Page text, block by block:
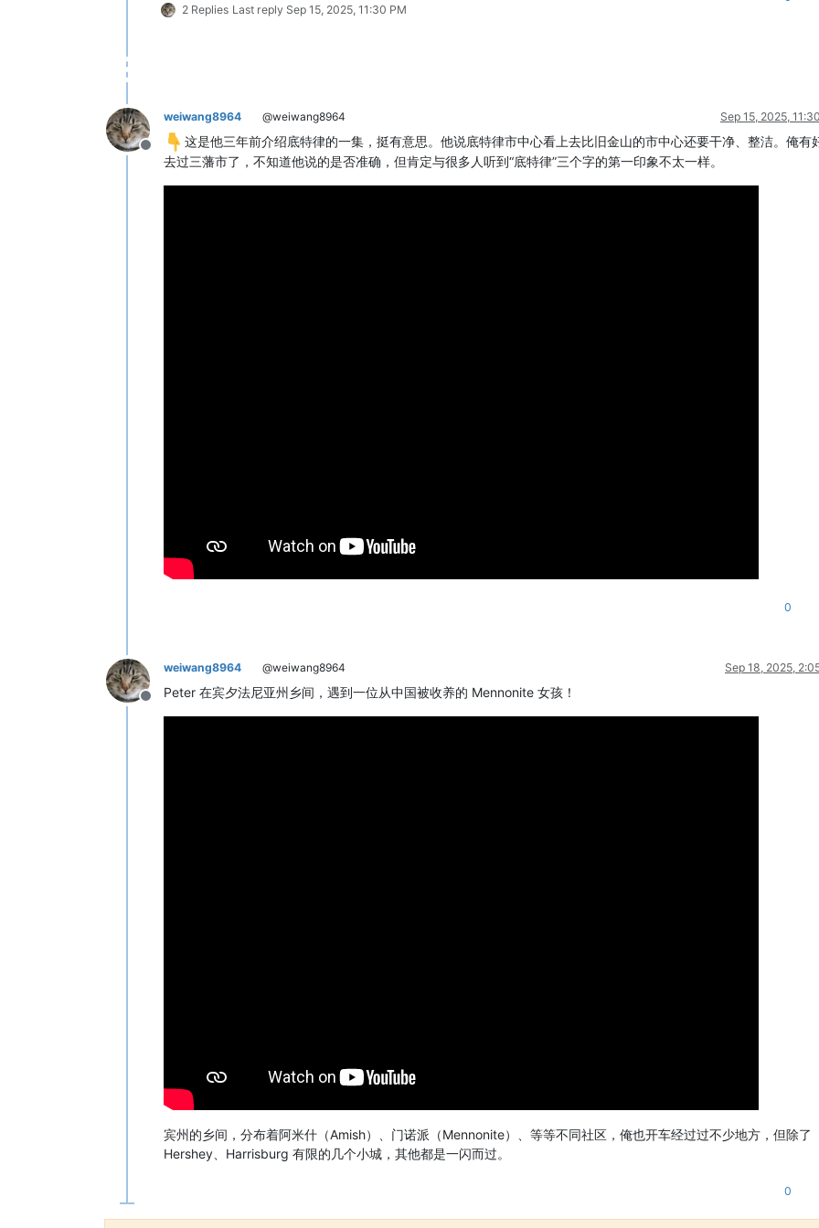
2 Replies Last reply Sep 15, 2025, 11:30 PM
Offline
weiwang8964 @weiwang8964 Sep 15, 2025,
这是他三年前介绍底特律的一集，挺有意思。他说底特律市中心看上去比旧金山的市中心还要干净、整洁。俺有
去过三藩市了，不知道他说的是否准确，但肯定与很多人听到“底特律”三个字的第一印象不太一样。
0
Offline
weiwang8964 @weiwang8964 Sep 18, 2025,
Peter 在宾夕法尼亚州乡间，遇到一位从中国被收养的 Mennonite 女孩！
宾州的乡间，分布着阿米什（Amish）、门诺派（Mennonite）、等等不同社区，俺也开车经过过不少地方，但除了
Hershey、Harrisburg 有限的几个小城，其他都是一闪而过。
0